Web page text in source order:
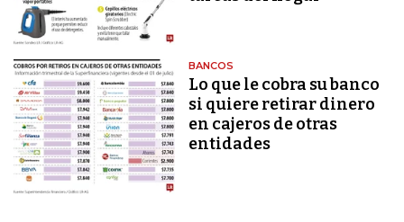
BANCOS
Lo que le cobra su banco
si quiere retirar dinero
en cajeros de otras
entidades